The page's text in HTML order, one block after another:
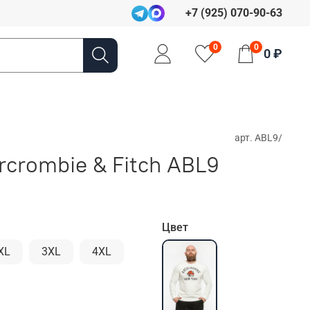
+7 (925) 070-90-63
0 0 0 ₽
арт. ABL9/
& Fitch ABL9
3XL 4XL
Цвет